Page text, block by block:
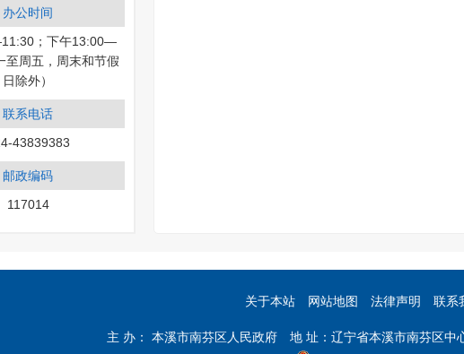
办公时间
；下午13:00—
至周五，周末和节假
日除外）
联系电话
43839383
邮政编码
117014
关于本站 网站地图 法律声明 联系
主 办： 本溪市南芬区人民政府 地 址：辽宁省本溪市南芬区